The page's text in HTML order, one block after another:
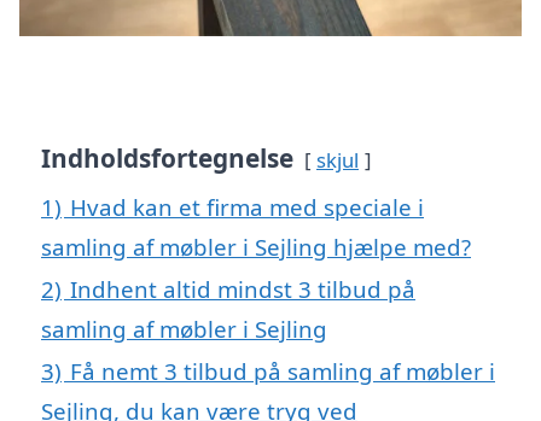
Indholdsfortegnelse skjul
1) Hvad kan et firma med speciale i
samling af møbler i Sejling hjælpe med?
2) Indhent altid mindst 3 tilbud på
samling af møbler i Sejling
3) Få nemt 3 tilbud på samling af møbler i
Sejling, du kan være tryg ved